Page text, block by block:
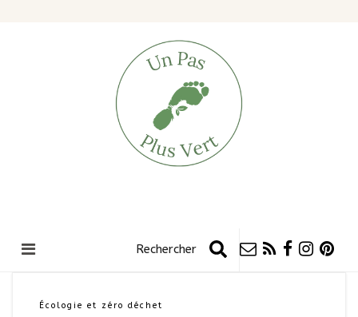
Écologie et zéro déchet